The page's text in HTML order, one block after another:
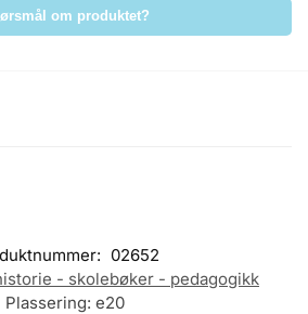
om produktet?
02652
- skolebøker - pedagogikk
Plassering: e20